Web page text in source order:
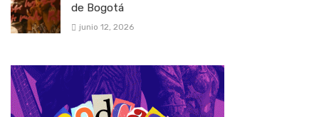
de Bogotá
junio 12, 2026